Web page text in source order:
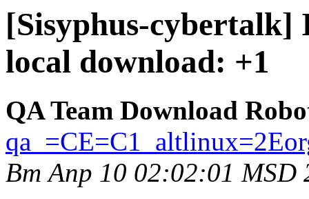
[Sisyphus-cybertalk]
local download: +1
QA Team Download
Вт Апр 10 02:02:01 MSD